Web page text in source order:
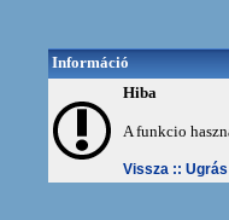
Információ
Hiba
A funkcio
Vissza ::